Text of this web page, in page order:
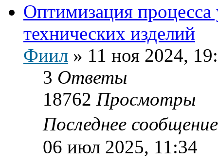
Оптимизация процесса
технических изделий
Фиил » 11 ноя 2024,
3 Ответы
18762 Просмотры
Последнее
06 июл 2025, 11:34